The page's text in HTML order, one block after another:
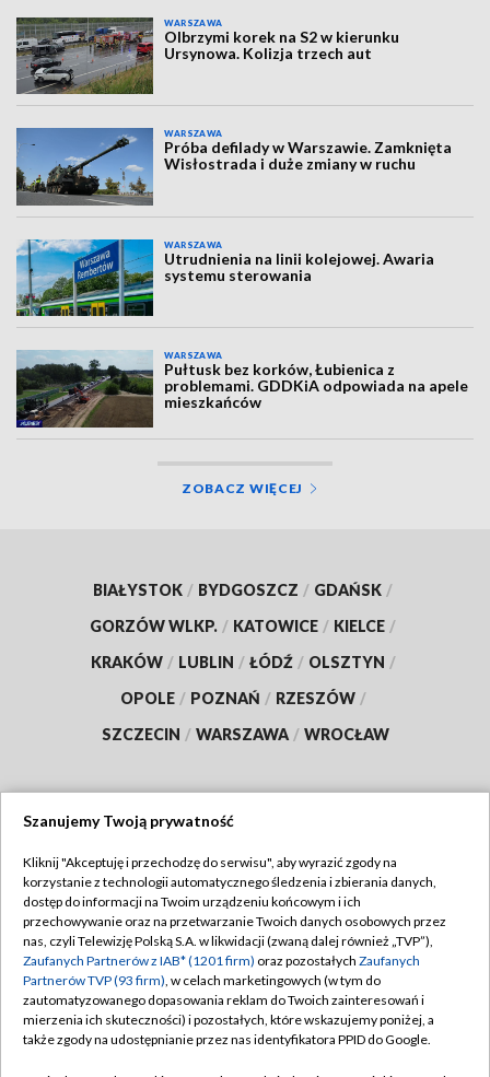
WARSZAWA
Olbrzymi korek na S2 w kierunku
Ursynowa. Kolizja trzech aut
WARSZAWA
Próba defilady w Warszawie. Zamknięta
Wisłostrada i duże zmiany w ruchu
WARSZAWA
Utrudnienia na linii kolejowej. Awaria
systemu sterowania
WARSZAWA
Pułtusk bez korków, Łubienica z
problemami. GDDKiA odpowiada na apele
mieszkańców
ZOBACZ WIĘCEJ
BIAŁYSTOK / BYDGOSZCZ / GDAŃSK /
GORZÓW WLKP. / KATOWICE / KIELCE /
KRAKÓW / LUBLIN / ŁÓDŹ / OLSZTYN /
OPOLE / POZNAŃ / RZESZÓW /
SZCZECIN / WARSZAWA / WROCŁAW
TVP
Abonament TVP
Emisja w TVP
Centrum informacji TVP
Naziemna Telewizja Cyfrowa
Regulamin TVP
Polityka prywatności
Moje zgody
Pomoc
Szanujemy Twoją prywatność
Kliknij "Akceptuję i przechodzę do serwisu", aby wyrazić zgody na
korzystanie z technologii automatycznego śledzenia i zbierania danych,
dostęp do informacji na Twoim urządzeniu końcowym i ich
przechowywanie oraz na przetwarzanie Twoich danych osobowych przez
nas, czyli Telewizję Polską S.A. w likwidacji (zwaną dalej również „TVP”),
Zaufanych Partnerów z IAB* (1201 firm) oraz pozostałych Zaufanych
Partnerów TVP (93 firm), w celach marketingowych (w tym do
zautomatyzowanego dopasowania reklam do Twoich zainteresowań i
mierzenia ich skuteczności) i pozostałych, które wskazujemy poniżej, a
także zgody na udostępnianie przez nas identyfikatora PPID do Google.